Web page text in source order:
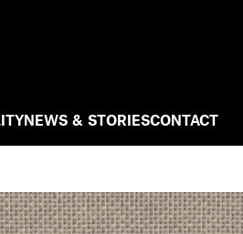
NEWS & STORIESCONTACT